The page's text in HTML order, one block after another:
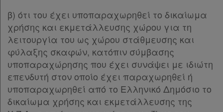
β) ότι του έχει υποπαραχωρηθεί το δικαίωμα
χρήσης και εκμετάλλευσης χώρου για τη
λειτουργία του ως χώρου στάθμευσης και
φύλαξης σκαφών, κατόπιν σύμβασης
υποπαραχώρησης που έχει συνάψει με ιδιώτη
επενδυτή στον οποίο έχει παραχωρηθεί ή
υποπαραχωρηθεί από το Ελληνικό Δημόσιο το
δικαίωμα χρήσης και εκμετάλλευσης της